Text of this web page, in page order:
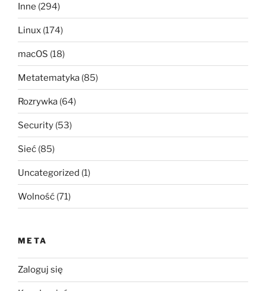
Inne (294)
Linux (174)
macOS (18)
Metatematyka (85)
Rozrywka (64)
Security (53)
Sieć (85)
Uncategorized (1)
Wolność (71)
META
Zaloguj się